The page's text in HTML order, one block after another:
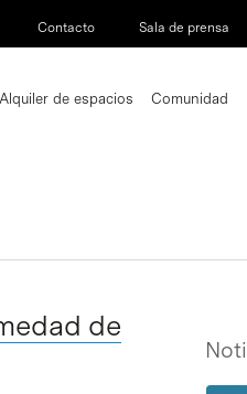
Contacto Sala de prensa
Alquiler de espacios Comunidad
de